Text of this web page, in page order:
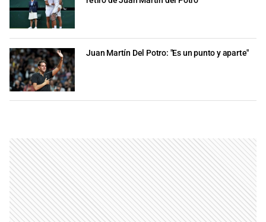
Juan Martín Del Potro: "Es un punto y aparte"